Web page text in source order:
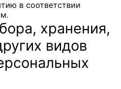
в соответствии
хранения,
видов